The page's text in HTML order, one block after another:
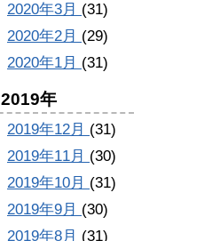
2020年3月 (31)
2020年2月 (29)
2020年1月 (31)
2019年
2019年12月 (31)
2019年11月 (30)
2019年10月 (31)
2019年9月 (30)
2019年8月 (31)